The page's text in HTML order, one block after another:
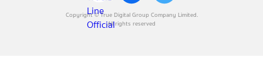
Copyright © True Digital Group Company Limited.
All rights reserved